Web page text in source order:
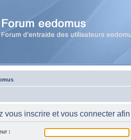
vous inscrire et vous connecter
: